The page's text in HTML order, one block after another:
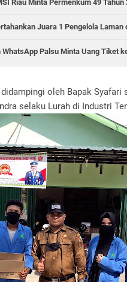
Riau Minta Permenkum 49 Tahun
Juara 1 Pengelola
WhatsApp Palsu Minta Uang Tiket
oleh Bapak Syafari
selaku Lurah di Industri